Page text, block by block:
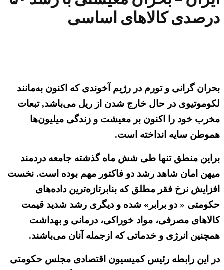
درصدی کالاهای اساسی
بحران گرانی و تورم در رژیم آخوندی که اکنون به‌مانند
لکوموتیوی در حال خارج شدن از ریل می‌باشد, تبعات
مخرب خود را اکنون بر معیشت و زندگی میلیون‌ها
هموطن سایه انداخته است.
براین منطق تنها طی شش ماه گذشته جامعه دردمند
میهن امان شاهد رشد دو فاکتور مهم بوده است. نخست
افزایش نرخ فقر مطلق که بنابرتازه‌ترین داده‌های
حکومتی « دو برابر» شده و دیگری رشد شدید قیمت
کالاهای مصرفی، مواد خوراکی، درمانی و بهداشت
همچنین انرژی و خدماتی که ازجمله آنان می‌باشند.
در این رابطه رئیس کمیسیون اقتصادی مجلس حکومتی